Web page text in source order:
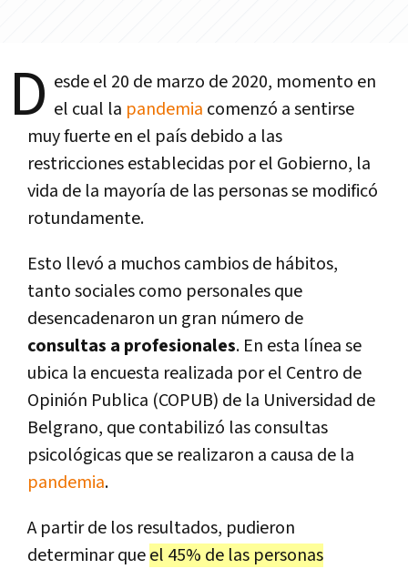
D esde el 20 de marzo de 2020, momento en
el cual la pandemia comenzó a sentirse
muy fuerte en el país debido a las
restricciones establecidas por el Gobierno, la
vida de la mayoría de las personas se modificó
rotundamente.
Esto llevó a muchos cambios de hábitos,
tanto sociales como personales que
desencadenaron un gran número de
consultas a profesionales. En esta línea se
ubica la encuesta realizada por el Centro de
Opinión Publica (COPUB) de la Universidad de
Belgrano, que contabilizó las consultas
psicológicas que se realizaron a causa de la
pandemia.
A partir de los resultados, pudieron
determinar queel 45% de las personas